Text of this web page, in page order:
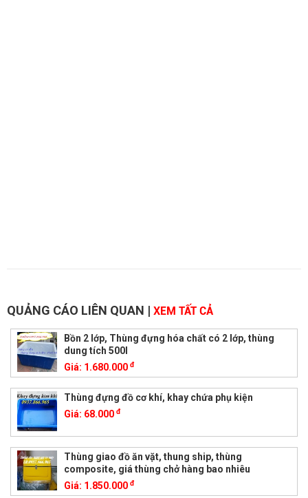
QUẢNG CÁO LIÊN QUAN | XEM TẤT CẢ
Bồn 2 lớp, Thùng đựng hóa chất có 2 lớp, thùng
dung tích 500l
Giá: 1.680.000 đ
Thùng đựng đồ cơ khí, khay chứa phụ kiện
Giá: 68.000 đ
Thùng giao đồ ăn vặt, thung ship, thùng
composite, giá thùng chở hàng bao nhiêu
Giá: 1.850.000 đ